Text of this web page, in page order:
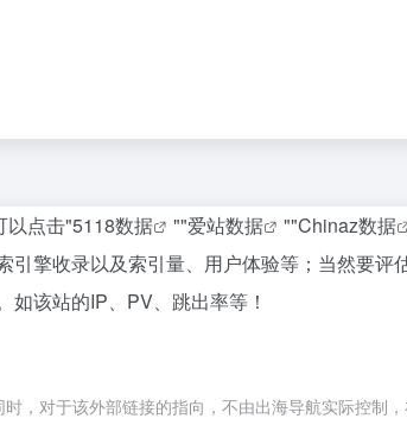
以点击"5118数据 ""爱站数据 ""Chinaz数据
擎收录以及索引量、用户体验等；当然要评
该站的IP、PV、跳出率等！
，对于该外部链接的指向，不由出海导航实际控制